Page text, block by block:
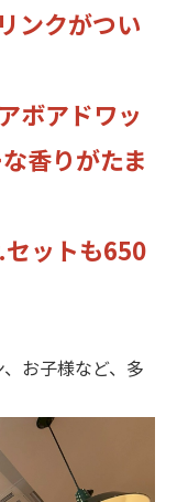
ンクがつい
ボアドワッ
香りがたま
ットも650
お子様など、多